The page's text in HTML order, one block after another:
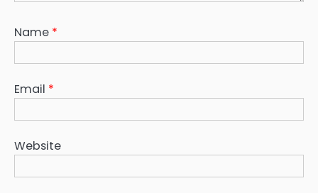
Name *
Email *
Website